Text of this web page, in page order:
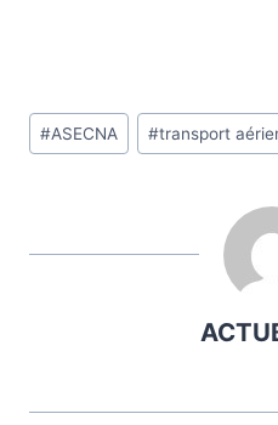
Étiquettes
de
#ASECNA #transport